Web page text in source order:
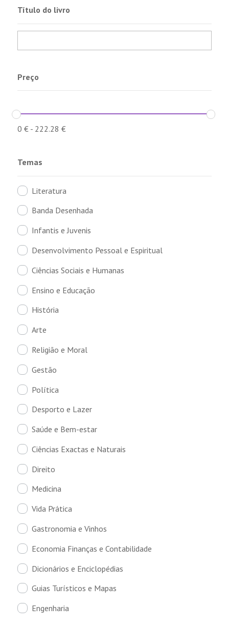
Título do livro
Preço
0 €- 222.28 €
Temas
Literatura
Banda Desenhada
Infantis e Juvenis
Desenvolvimento Pessoal e Espiritual
Ciências Sociais e Humanas
Ensino e Educação
História
Arte
Religião e Moral
Gestão
Política
Desporto e Lazer
Saúde e Bem-estar
Ciências Exactas e Naturais
Direito
Medicina
Vida Prática
Gastronomia e Vinhos
Economia Finanças e Contabilidade
Dicionários e Enciclopédias
Guias Turísticos e Mapas
Engenharia